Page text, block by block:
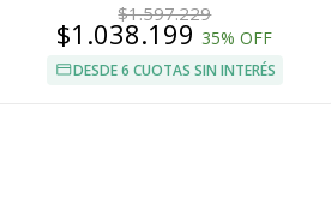
$1.597.229
$1.038.199 35% OFF
DESDE 6 CUOTAS SIN INTERÉS